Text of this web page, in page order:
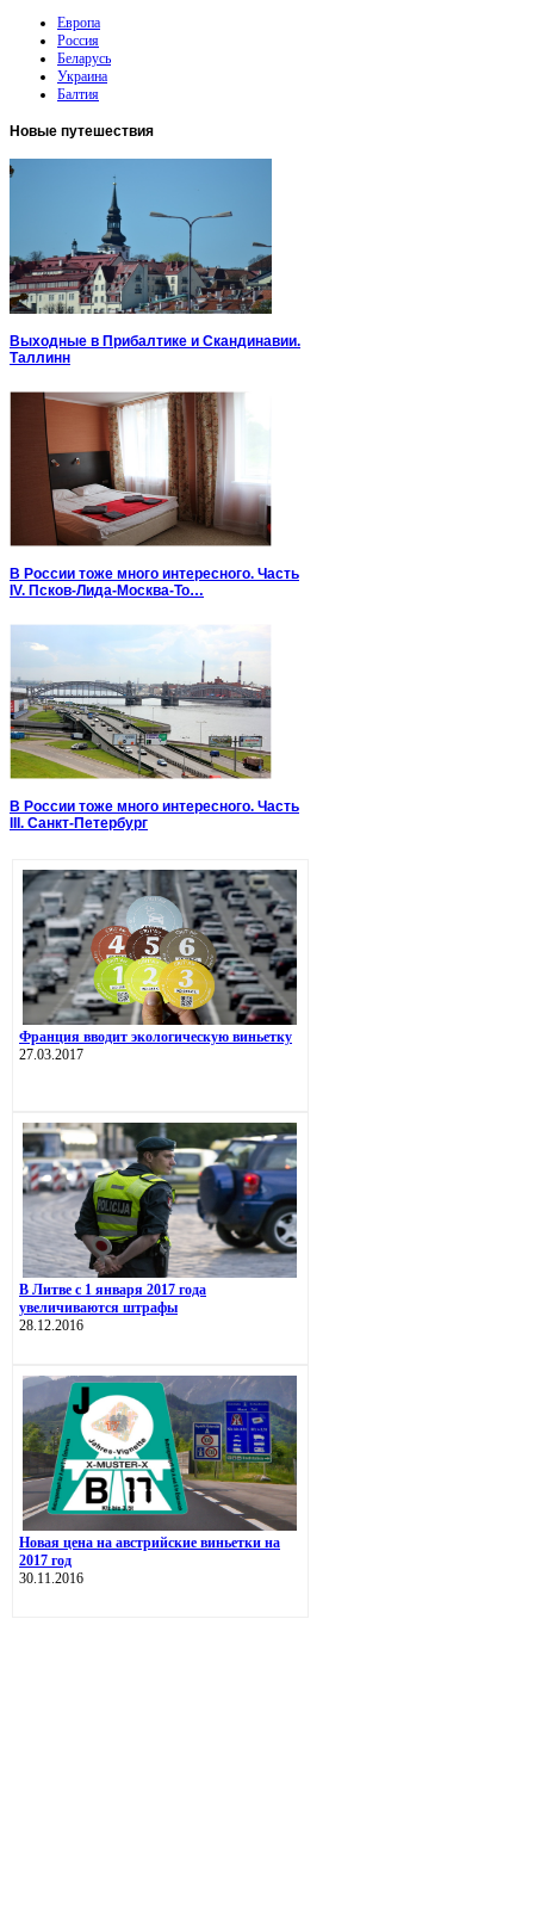
Европа
Россия
Беларусь
Украина
Балтия
Новые путешествия
Выходные в Прибалтике и Скандинавии.
Таллинн
В России тоже много интересного. Часть
IV. Псков-Лида-Москва-То…
В России тоже много интересного. Часть
III. Санкт-Петербург
Франция вводит экологическую виньетку
27.03.2017
В Литве с 1 января 2017 года
увеличиваются штрафы
28.12.2016
Новая цена на австрийские виньетки на
2017 год
30.11.2016